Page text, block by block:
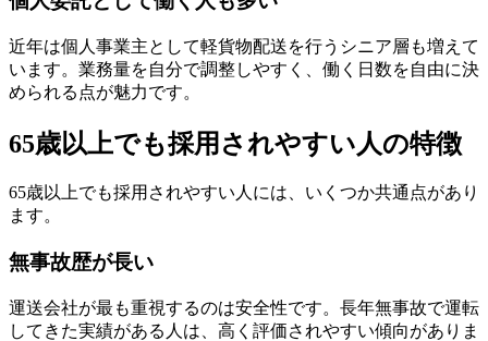
近年は個人事業主として軽貨物配送を行うシニア層も増えて
います。業務量を自分で調整しやすく、働く日数を自由に決
められる点が魅力です。
65歳以上でも採用されやすい人の特徴
65歳以上でも採用されやすい人には、いくつか共通点があり
ます。
無事故歴が長い
運送会社が最も重視するのは安全性です。長年無事故で運転
してきた実績がある人は、高く評価されやすい傾向がありま